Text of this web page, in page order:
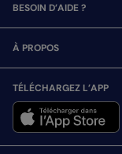
BESOIN D’AIDE ?
À PROPOS
TÉLÉCHARGEZ L’APP